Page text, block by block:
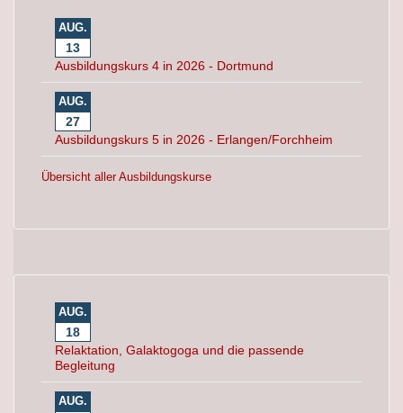
AUG.
13
Ausbildungskurs 4 in 2026 - Dortmund
AUG.
27
Ausbildungskurs 5 in 2026 - Erlangen/Forchheim
Übersicht aller Ausbildungskurse
AUG.
18
Relaktation, Galaktogoga und die passende
Begleitung
AUG.